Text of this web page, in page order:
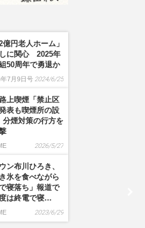
円老人ホーム」
に関心 2025年
50周年で勇退か
7月9日号 2024/6/25
上喫煙「禁止区
表も喫煙所の設
分煙対策の行方を
2026/5/27
ン布川ひろき、
氷を食べながら
寝落ち」報道で
は終電で寝…
2023/6/29